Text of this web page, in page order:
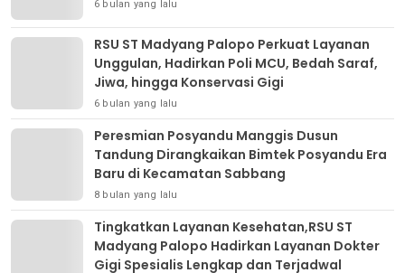
6 bulan yang lalu
RSU ST Madyang Palopo Perkuat Layanan
Unggulan, Hadirkan Poli MCU, Bedah Saraf,
Jiwa, hingga Konservasi Gigi
6 bulan yang lalu
Peresmian Posyandu Manggis Dusun
Tandung Dirangkaikan Bimtek Posyandu Era
Baru di Kecamatan Sabbang
8 bulan yang lalu
Tingkatkan Layanan Kesehatan,RSU ST
Madyang Palopo Hadirkan Layanan Dokter
Gigi Spesialis Lengkap dan Terjadwal